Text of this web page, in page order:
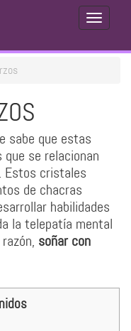
Toggle
sabe que estas
se relacionan
Estos cristales
de chacras
habilidades
la telepatía mental
soñar con